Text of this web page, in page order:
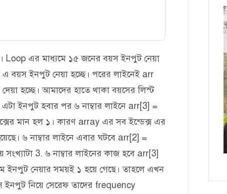
Loop এর মাধ্যমে ১৫ জনের বয়স ইনপুট নেয়া
বয়স ইনপুট নেয়া হচ্ছে। পরের লাইনেই arr
হচ্ছে। আমাদের হাতে থাকা বয়সের লিস্ট
ইনপুট হবার পর ৬ নাম্বার লাইনে arr[3] =
মান হল ১। কারণ array এর সব ইন্ডেক্স এর
৬ নাম্বার লাইনে এবার ঘটবে arr[2] =
3. ৬ নাম্বার লাইনের কাজ হবে arr[3]
ইনপুট নেয়ার সময়ই ১ হয়ে গেছে। তাহলে এখন
নিয়ে সেরেফ তাদের frequency